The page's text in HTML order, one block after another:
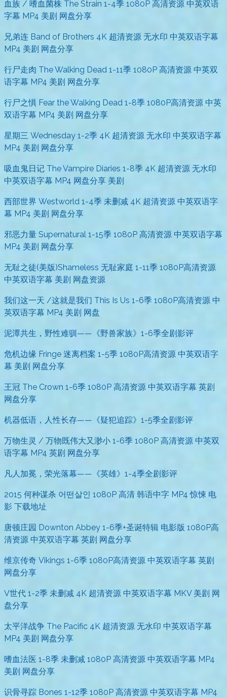
血族 / 嗜血菌株 The Strain 1-4季 1080P 高清资源 中英双语
字幕 MP4 美剧 网盘分享
兄弟连 Band of Brothers 4K 超清资源 无水印 中英双语字幕
MP4 美剧 网盘分享
行尸走肉 The Walking Dead 1-11季 1080P 高清资源 中英双
语字幕 MP4 美剧 网盘分享
行尸之惧 Fear the Walking Dead 1-8季 1080P高清资源 中英
双语字幕 MP4 美剧 网盘分享
星期三 Wednesday 1-2季 4K 超清资源 无水印 中英双语字幕
MP4 美剧 网盘分享
吸血鬼日记 The Vampire Diaries 1-8季 4K 超清资源 无水印
中英双语字幕 MP4 网盘分享 美剧
西部世界 Westworld 1-4季 未删减 4K 超清资源 中英双语字
幕 MP4 美剧 网盘分享
邪恶力量 Supernatural 1-15季 1080P 高清资源 中英双语字幕
MP4 美剧 网盘分享
无耻之徒(美版)Shameless 无耻家庭 1-11季 1080P高清资源
中英双语字幕 美剧 网盘资源
我们这一天 /这就是我们 This Is Us 1-6季 1080P高清资源 中
英双语字幕 MP4 美剧 网盘
泥潭共生，野性难驯——《野兽家族》1-6季全剧影评
危机边缘 Fringe 迷离档案 1-5季 1080P高清资源 中英双语字
幕 美剧 网盘分享
王冠 The Crown 1-6季 1080P 高清资源 中英双语字幕 英剧
网盘分享
机器低语，人性长存——《疑犯追踪》1-5季全剧影评
万物生灵 / 万物既伟大又渺小 1-6季 1080P 高清资源 中英双
语字幕 MP4 英剧 网盘分享
凡人加冕，荣光落幕——《英雄》1-4季全剧影评
2015 何种谋杀 어떤살인 1080P 高清 韩语中字 MP4 惊悚 电
影 下载地址
唐顿庄园 Downton Abbey 1-6季+圣诞特辑 电影版 1080P高
清资源 中英双语字幕 英剧 网盘分享
维京传奇 Vikings 1-6季 1080P高清资源 中英双语字幕 英剧
网盘分享
V世代 1-2季 未删减 4K 超清资源 中英双语字幕 MKV 美剧 网
盘分享
太平洋战争 The Pacific 4K 超清资源 无水印 中英双语字幕
MP4 美剧 网盘分享
嗜血法医 1-8季 未删减 1080P 高清资源 中英双语字幕 MP4
美剧 网盘分享
识骨寻踪 Bones 1-12季 1080P 高清资源 中英双语字幕 MP4